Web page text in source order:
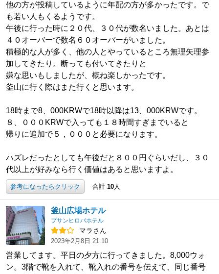
他の方が投稿しているように年配の方が多かったです。で
も若い人もくるようです。
午後に行った時に２０代、３０代が数名いました。あとは
４０オーバーで数名６０オーバーがいました。
積極的な人が多く、他の人とやっているところ無理矢理参
加してきたり。断っても付いてきたりと
嫌な思いもしましたが、概ね楽しかったです。
釜山に行く際はまた行くと思います。
18時まで8、000KRWで18時以降は13、000KRWです。
８、０００KRWで入っても１８時間すぎまでいると
帰りに追加で５，０００と必要になります。
ハズレだったとしても午後だと８００円ぐらいだし、３０
代以上が好みなら行く価値はあると思いますよ。
参考になったらクリック 合計 10人
釜山広場ホテル
プサンヒロバホテル
マラさん
2023年2月8日 21:10
営業してます。平日の夕方に行ってきました。8,000ウォ
ン。3階で靴を入れて、靴入れの番号を伝えて、同じ番号